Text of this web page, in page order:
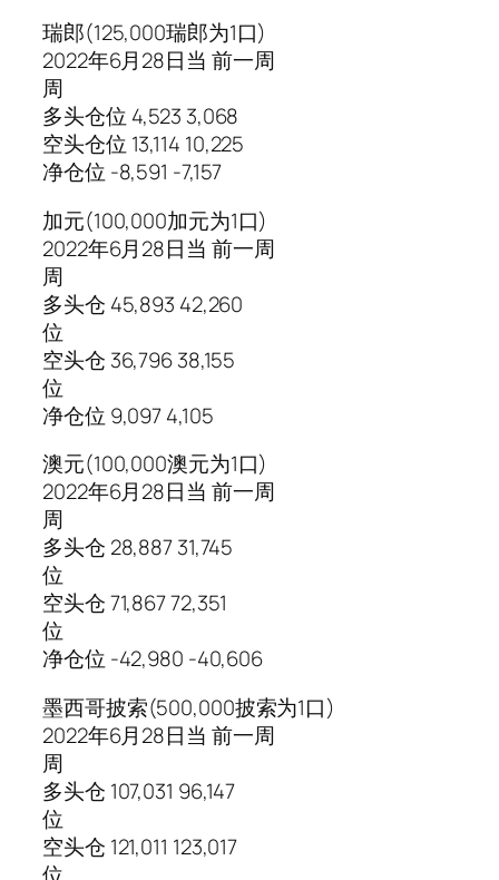
瑞郎(125,000瑞郎为1口)
2022年6月28日当 前一周
周
多头仓位 4,523 3,068
空头仓位 13,114 10,225
净仓位 -8,591 -7,157
加元(100,000加元为1口)
2022年6月28日当 前一周
周
多头仓 45,893 42,260
位
空头仓 36,796 38,155
位
净仓位 9,097 4,105
澳元(100,000澳元为1口)
2022年6月28日当 前一周
周
多头仓 28,887 31,745
位
空头仓 71,867 72,351
位
净仓位 -42,980 -40,606
墨西哥披索(500,000披索为1口)
2022年6月28日当 前一周
周
多头仓 107,031 96,147
位
空头仓 121,011 123,017